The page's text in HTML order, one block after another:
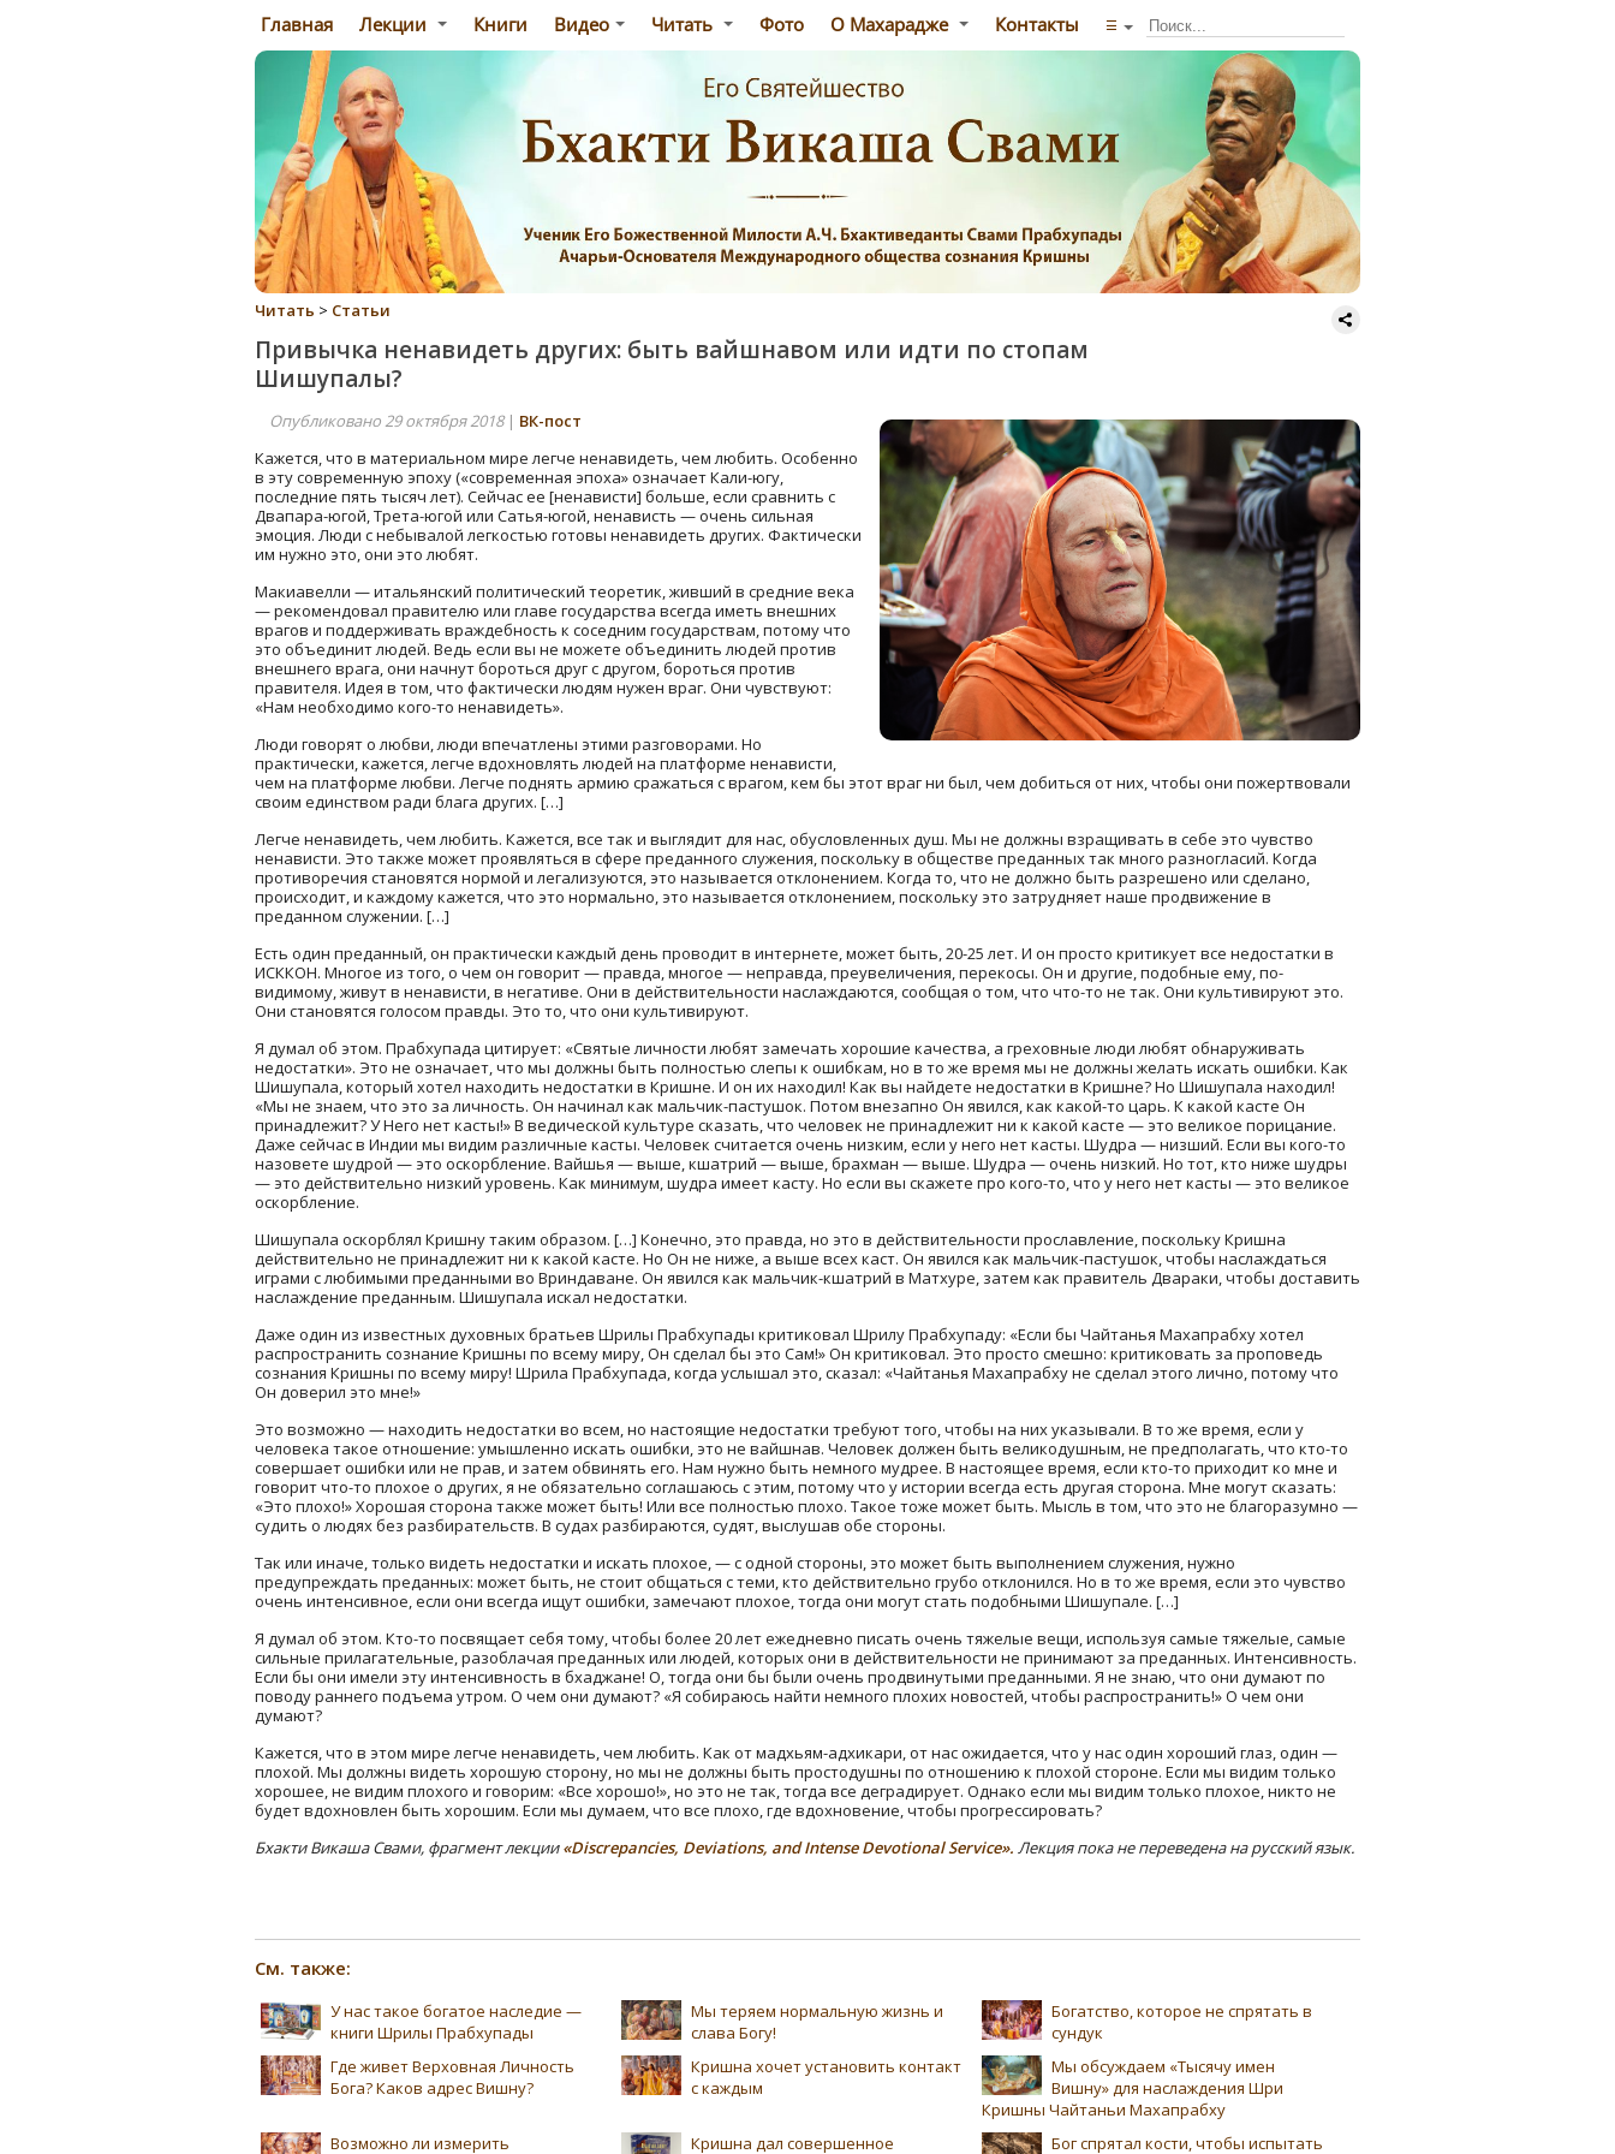
Главная Лекции Книги Видео Читать Фото О Махарадже Контакты ☰
Читать > Статьи
Привычка ненавидеть других: быть вайшнавом или идти по стопам
Шишупалы?
Опубликовано 29 октября 2018| ВК-пост
Кажется, что в материальном мире легче ненавидеть, чем любить. Особенно
в эту современную эпоху («современная эпоха» означает Кали-югу,
последние пять тысяч лет). Сейчас ее [ненависти] больше, если сравнить с
Двапара-югой, Трета-югой или Сатья-югой, ненависть — очень сильная
эмоция. Люди с небывалой легкостью готовы ненавидеть других. Фактически
им нужно это, они это любят.
Макиавелли — итальянский политический теоретик, живший в средние века
— рекомендовал правителю или главе государства всегда иметь внешних
врагов и поддерживать враждебность к соседним государствам, потому что
это объединит людей. Ведь если вы не можете объединить людей против
внешнего врага, они начнут бороться друг с другом, бороться против
правителя. Идея в том, что фактически людям нужен враг. Они чувствуют:
«Нам необходимо кого-то ненавидеть».
Люди говорят о любви, люди впечатлены этими разговорами. Но
практически, кажется, легче вдохновлять людей на платформе ненависти,
чем на платформе любви. Легче поднять армию сражаться с врагом, кем бы этот враг ни был, чем добиться от них, чтобы они пожертвовали
своим единством ради блага других. […]
Легче ненавидеть, чем любить. Кажется, все так и выглядит для нас, обусловленных душ. Мы не должны взращивать в себе это чувство
ненависти. Это также может проявляться в сфере преданного служения, поскольку в обществе преданных так много разногласий. Когда
противоречия становятся нормой и легализуются, это называется отклонением. Когда то, что не должно быть разрешено или сделано,
происходит, и каждому кажется, что это нормально, это называется отклонением, поскольку это затрудняет наше продвижение в
преданном служении. […]
Есть один преданный, он практически каждый день проводит в интернете, может быть, 20-25 лет. И он просто критикует все недостатки в
ИСККОН. Многое из того, о чем он говорит — правда, многое — неправда, преувеличения, перекосы. Он и другие, подобные ему, по-
видимому, живут в ненависти, в негативе. Они в действительности наслаждаются, сообщая о том, что что-то не так. Они культивируют это.
Они становятся голосом правды. Это то, что они культивируют.
Я думал об этом. Прабхупада цитирует: «Святые личности любят замечать хорошие качества, а греховные люди любят обнаруживать
недостатки». Это не означает, что мы должны быть полностью слепы к ошибкам, но в то же время мы не должны желать искать ошибки. Как
Шишупала, который хотел находить недостатки в Кришне. И он их находил! Как вы найдете недостатки в Кришне? Но Шишупала находил!
«Мы не знаем, что это за личность. Он начинал как мальчик-пастушок. Потом внезапно Он явился, как какой-то царь. К какой касте Он
принадлежит? У Него нет касты!» В ведической культуре сказать, что человек не принадлежит ни к какой касте — это великое порицание.
Даже сейчас в Индии мы видим различные касты. Человек считается очень низким, если у него нет касты. Шудра — низший. Если вы кого-то
назовете шудрой — это оскорбление. Вайшья — выше, кшатрий — выше, брахман — выше. Шудра — очень низкий. Но тот, кто ниже шудры
— это действительно низкий уровень. Как минимум, шудра имеет касту. Но если вы скажете про кого-то, что у него нет касты — это великое
оскорбление.
Шишупала оскорблял Кришну таким образом. […] Конечно, это правда, но это в действительности прославление, поскольку Кришна
действительно не принадлежит ни к какой касте. Но Он не ниже, а выше всех каст. Он явился как мальчик-пастушок, чтобы наслаждаться
играми с любимыми преданными во Вриндаване. Он явился как мальчик-кшатрий в Матхуре, затем как правитель Двараки, чтобы доставить
наслаждение преданным. Шишупала искал недостатки.
Даже один из известных духовных братьев Шрилы Прабхупады критиковал Шрилу Прабхупаду: «Если бы Чайтанья Махапрабху хотел
распространить сознание Кришны по всему миру, Он сделал бы это Сам!» Он критиковал. Это просто смешно: критиковать за проповедь
сознания Кришны по всему миру! Шрила Прабхупада, когда услышал это, сказал: «Чайтанья Махапрабху не сделал этого лично, потому что
Он доверил это мне!»
Это возможно — находить недостатки во всем, но настоящие недостатки требуют того, чтобы на них указывали. В то же время, если у
человека такое отношение: умышленно искать ошибки, это не вайшнав. Человек должен быть великодушным, не предполагать, что кто-то
совершает ошибки или не прав, и затем обвинять его. Нам нужно быть немного мудрее. В настоящее время, если кто-то приходит ко мне и
говорит что-то плохое о других, я не обязательно соглашаюсь с этим, потому что у истории всегда есть другая сторона. Мне могут сказать:
«Это плохо!» Хорошая сторона также может быть! Или все полностью плохо. Такое тоже может быть. Мысль в том, что это не благоразумно —
судить о людях без разбирательств. В судах разбираются, судят, выслушав обе стороны.
Так или иначе, только видеть недостатки и искать плохое, — с одной стороны, это может быть выполнением служения, нужно
предупреждать преданных: может быть, не стоит общаться с теми, кто действительно грубо отклонился. Но в то же время, если это чувство
очень интенсивное, если они всегда ищут ошибки, замечают плохое, тогда они могут стать подобными Шишупале. […]
Я думал об этом. Кто-то посвящает себя тому, чтобы более 20 лет ежедневно писать очень тяжелые вещи, используя самые тяжелые, самые
сильные прилагательные, разоблачая преданных или людей, которых они в действительности не принимают за преданных. Интенсивность.
Если бы они имели эту интенсивность в бхаджане! О, тогда они бы были очень продвинутыми преданными. Я не знаю, что они думают по
поводу раннего подъема утром. О чем они думают? «Я собираюсь найти немного плохих новостей, чтобы распространить!» О чем они
думают?
Кажется, что в этом мире легче ненавидеть, чем любить. Как от мадхьям-адхикари, от нас ожидается, что у нас один хороший глаз, один —
плохой. Мы должны видеть хорошую сторону, но мы не должны быть простодушны по отношению к плохой стороне. Если мы видим только
хорошее, не видим плохого и говорим: «Все хорошо!», но это не так, тогда все деградирует. Однако если мы видим только плохое, никто не
будет вдохновлен быть хорошим. Если мы думаем, что все плохо, где вдохновение, чтобы прогрессировать?
БхактиВикашаСвами, фрагментлекции«Discrepancies, Deviations, and Intense Devotional Service». Лекция пока не переведена на русский язык.
См. также:
У нас такое богатое наследие —
книги Шрилы Прабхупады
Мы теряем нормальную жизнь и
слава Богу!
Богатство, которое не спрятать в
сундук
Где живет Верховная Личность
Бога? Каков адрес Вишну?
Кришна хочет установить контакт
с каждым
Мы обсуждаем «Тысячу имен
Вишну» для наслаждения Шри
Кришны Чайтаньи Махапрабху
Возможно ли измерить
Кришна дал совершенное Бог спрятал кости, чтобы испытать